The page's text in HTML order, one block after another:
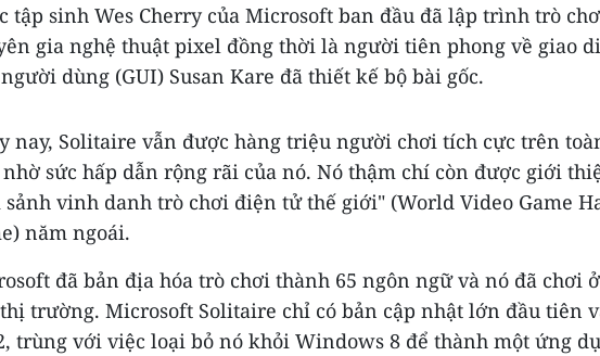
tập sinh Wes Cherry của Microsoft ban đầu đã lập trình trò
gia nghệ thuật pixel đồng thời là người tiên phong về giao
dùng (GUI) Susan Kare đã thiết kế bộ bài gốc.
nay, Solitaire vẫn được hàng triệu người chơi tích cực trên
sức hấp dẫn rộng rãi của nó. Nó thậm chí còn được giới
sảnh vinh danh trò chơi điện tử thế giới" (World Video Game
năm ngoái.
đã bản địa hóa trò chơi thành 65 ngôn ngữ và nó đã chơi
trường. Microsoft Solitaire chỉ có bản cập nhật lớn đầu tiên
trùng với việc loại bỏ nó khỏi Windows 8 để thành một ứng